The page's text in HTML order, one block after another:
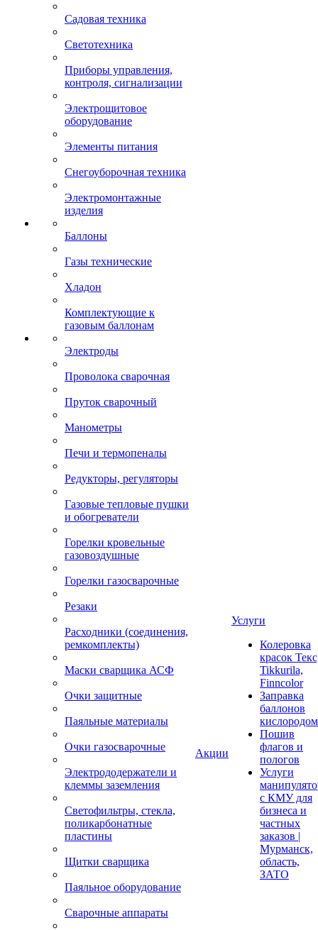
Садовая техника
Светотехника
Приборы управления,
контроля, сигнализации
Электрощитовое
оборудование
Элементы питания
Снегоуборочная техника
Электромонтажные
изделия
Баллоны
Газы технические
Хладон
Комплектующие к
газовым баллонам
Электроды
Проволока сварочная
Пруток сварочный
Манометры
Печи и термопеналы
Редукторы, регуляторы
Газовые тепловые пушки
и обогреватели
Горелки кровельные
газовоздушные
Горелки газосварочные
Резаки
Расходники (соединения,
ремкомплекты)
Маски сварщика АСФ
Очки защитные
Паяльные материалы
Очки газосварочные
Электрододержатели и
клеммы заземления
Светофильтры, стекла,
поликарбонатные
пластины
Щитки сварщика
Паяльное оборудование
Сварочные аппараты
Акции
Услуги
Колеровка
красок
Tikkurila,
Finncolor
Заправка
баллонов
кислородом
Пошив
флагов и
пологов
Услуги
с КМУ для
бизнеса и
частных
заказов |
Мурманск,
область,
ЗАТО